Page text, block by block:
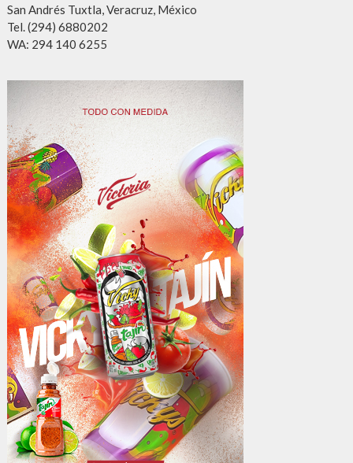
San Andrés Tuxtla, Veracruz, México
Tel. (294) 6880202
WA: 294 140 6255